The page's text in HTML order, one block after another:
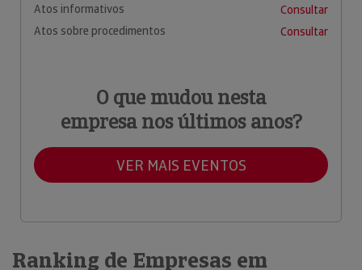
Atos informativos
Consultar
Atos sobre procedimentos
Consultar
O que mudou nesta
empresa nos últimos anos?
VER MAIS EVENTOS
Ranking de Empresas em